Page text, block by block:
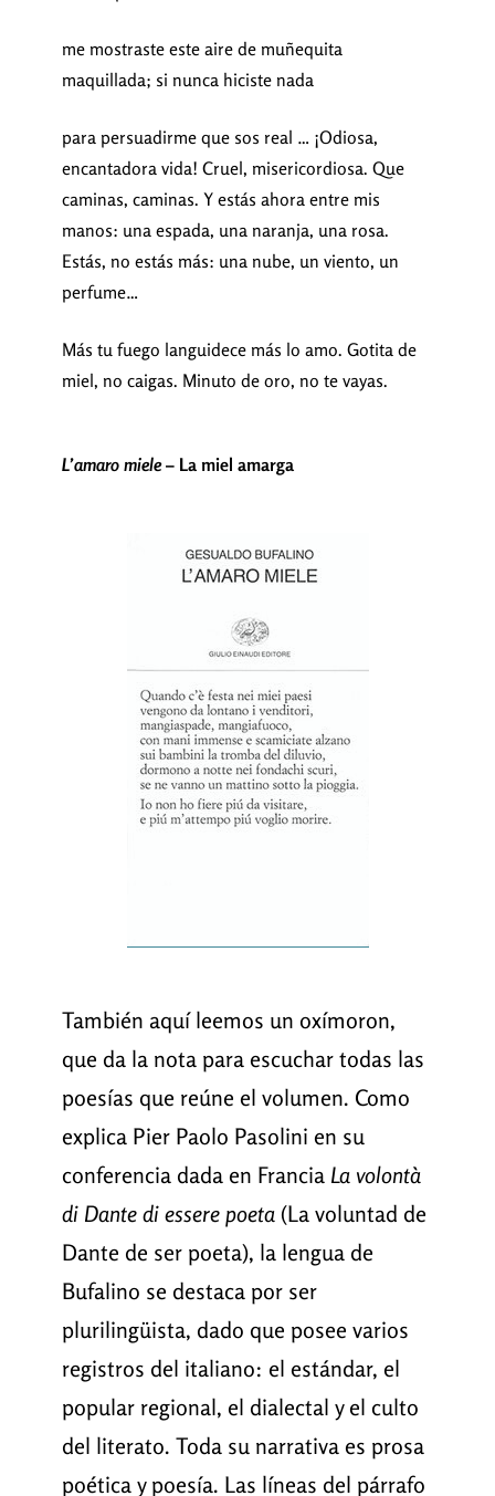
me mostraste este aire de muñequita
maquillada; si nunca hiciste nada
para persuadirme que sos real … ¡Odiosa,
encantadora vida! Cruel, misericordiosa. Que
caminas, caminas. Y estás ahora entre mis
manos: una espada, una naranja, una rosa.
Estás, no estás más: una nube, un viento, un
perfume…
Más tu fuego languidece más lo amo. Gotita de
miel, no caigas. Minuto de oro, no te vayas.
L’amaro miele– La miel amarga
También aquí leemos un oxímoron,
que da la nota para escuchar todas las
poesías que reúne el volumen. Como
explica Pier Paolo Pasolini en su
conferencia dada en Francia La volontà
di Dante di essere poeta (La voluntad de
Dante de ser poeta), la lengua de
Bufalino se destaca por ser
plurilingüista, dado que posee varios
registros del italiano: el estándar, el
popular regional, el dialectal y el culto
del literato. Toda su narrativa es prosa
poética y poesía. Las líneas del párrafo